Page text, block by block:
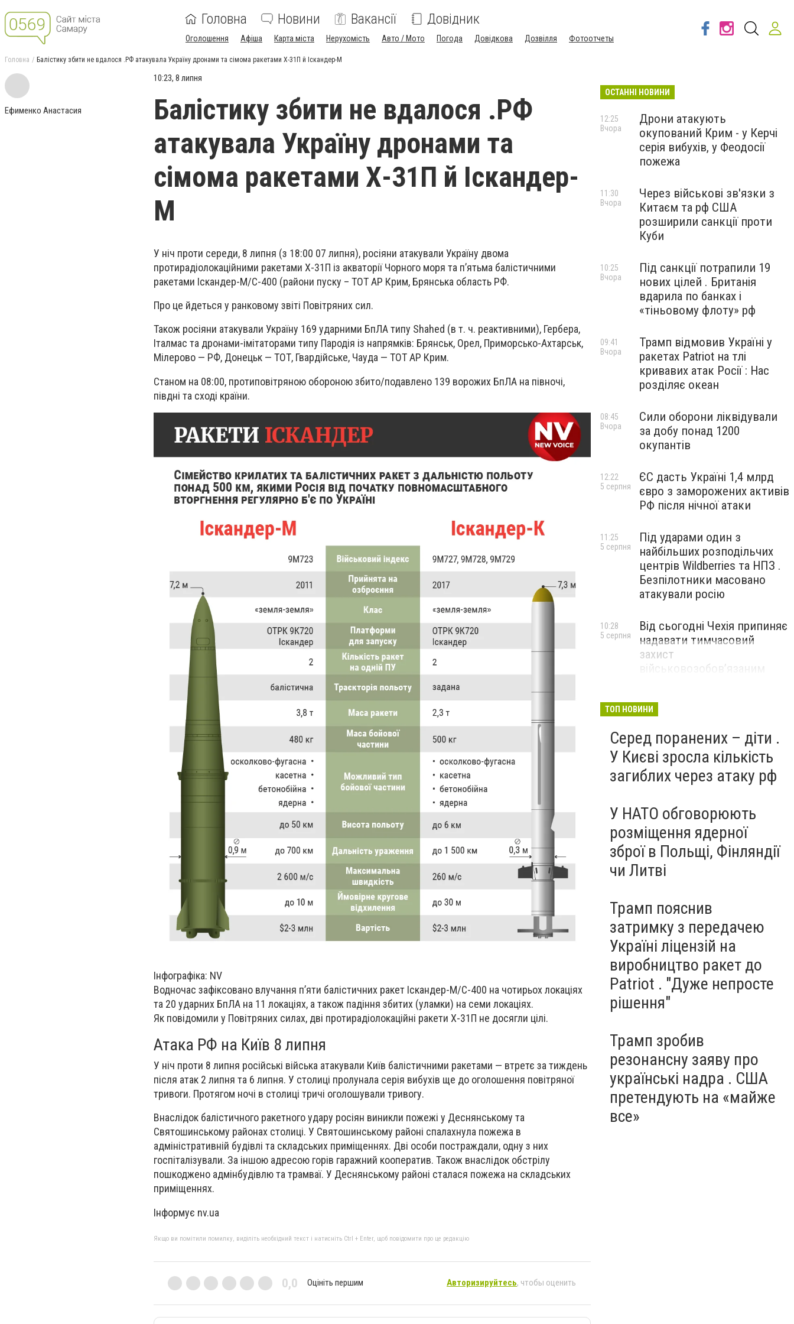
Головна Новини Вакансії Довідник
Оголошення Афіша Карта міста Нерухомість Авто / Мото Погода Довідкова Дозвілля Фотоотчеты
Головна Балістику збити не вдалося .РФ атакувала Україну дронами та сімома ракетами Х-31П й Іскандер-М
Ефименко Анастасия
10:23, 8 липня
Балістику збити не вдалося .РФ
атакувала Україну дронами та
сімома ракетами Х-31П й Іскандер-
М
У ніч проти середи, 8 липня (з 18:00 07 липня), росіяни атакували Україну двома
протирадіолокаційними ракетами Х-31П із акваторії Чорного моря та п’ятьма балістичними
ракетами Іскандер-М/С-400 (райони пуску – ТОТ АР Крим, Брянська область РФ.
Про це йдеться у ранковому звіті Повітряних сил.
Також росіяни атакували Україну 169 ударними БпЛА типу Shahed (в т. ч. реактивними), Гербера,
Італмас та дронами-імітаторами типу Пародія із напрямків: Брянськ, Орел, Приморсько-Ахтарськ,
Мілерово — РФ, Донецьк — ТОТ, Гвардійське, Чауда — ТОТ АР Крим.
Станом на 08:00, протиповітряною обороною збито/подавлено 139 ворожих БпЛА на півночі,
півдні та сході країни.
Інфографіка: NV
Водночас зафіксовано влучання пʼяти балістичних ракет Іскандер-М/С-400 на чотирьох локаціях
та 20 ударних БпЛА на 11 локаціях, а також падіння збитих (уламки) на семи локаціях.
Як повідомили у Повітряних силах, дві протирадіолокаційні ракети Х-31П не досягли цілі.
Атака РФ на Київ 8 липня
У ніч проти 8 липня російські війська атакували Київ балістичними ракетами — втретє за тиждень
після атак 2 липня та 6 липня. У столиці пролунала серія вибухів ще до оголошення повітряної
тривоги. Протягом ночі в столиці тричі оголошували тривогу.
Внаслідок балістичного ракетного удару росіян виникли пожежі у Деснянському та
Святошинському районах столиці. У Святошинському районі спалахнула пожежа в
адміністративній будівлі та складських приміщеннях. Дві особи постраждали, одну з них
госпіталізували. За іншою адресою горів гаражний кооператив. Також внаслідок обстрілу
пошкоджено адмінбудівлю та трамваї. У Деснянському районі сталася пожежа на складських
приміщеннях.
Інформує nv.ua
Якщо ви помітили помилку, виділіть необхідний текст і натисніть Ctrl + Enter, щоб повідомити про це редакцію
0,0 Оцініть першим Авторизируйтесь, чтобы оценить
ОСТАННІ НОВИНИ
Дрони атакують
окупований Крим - у Керчі
серія вибухів, у Феодосії
пожежа
12:25
Вчора
Через військові зв'язки з
Китаєм та рф США
розширили санкції проти
Куби
11:30
Вчора
Під санкції потрапили 19
нових цілей . Британія
вдарила по банках і
«тіньовому флоту» рф
10:25
Вчора
Трамп відмовив Україні у
ракетах Patriot на тлі
кривавих атак Росії : Нас
розділяє океан
09:41
Вчора
Сили оборони ліквідували
за добу понад 1200
окупантів
08:45
Вчора
ЄС дасть Україні 1,4 млрд
євро з заморожених активів
РФ після нічної атаки
12:22
5 серпня
Під ударами один з
найбільших розподільчих
центрів Wildberries та НПЗ .
Безпілотники масовано
атакували росію
11:25
5 серпня
Від сьогодні Чехія припиняє
надавати тимчасовий
захист
військовозобов’язаним
10:28
5 серпня
ТОП НОВИНИ
Серед поранених – діти .
У Києві зросла кількість
загиблих через атаку рф
У НАТО обговорюють
розміщення ядерної
зброї в Польщі, Фінляндії
чи Литві
Трамп пояснив
затримку з передачею
Україні ліцензій на
виробництво ракет до
Patriot . "Дуже непросте
рішення"
Трамп зробив
резонансну заяву про
українські надра . США
претендують на «майже
все»